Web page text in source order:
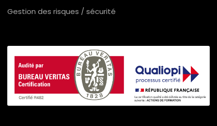
Gestion des risques / sécurité